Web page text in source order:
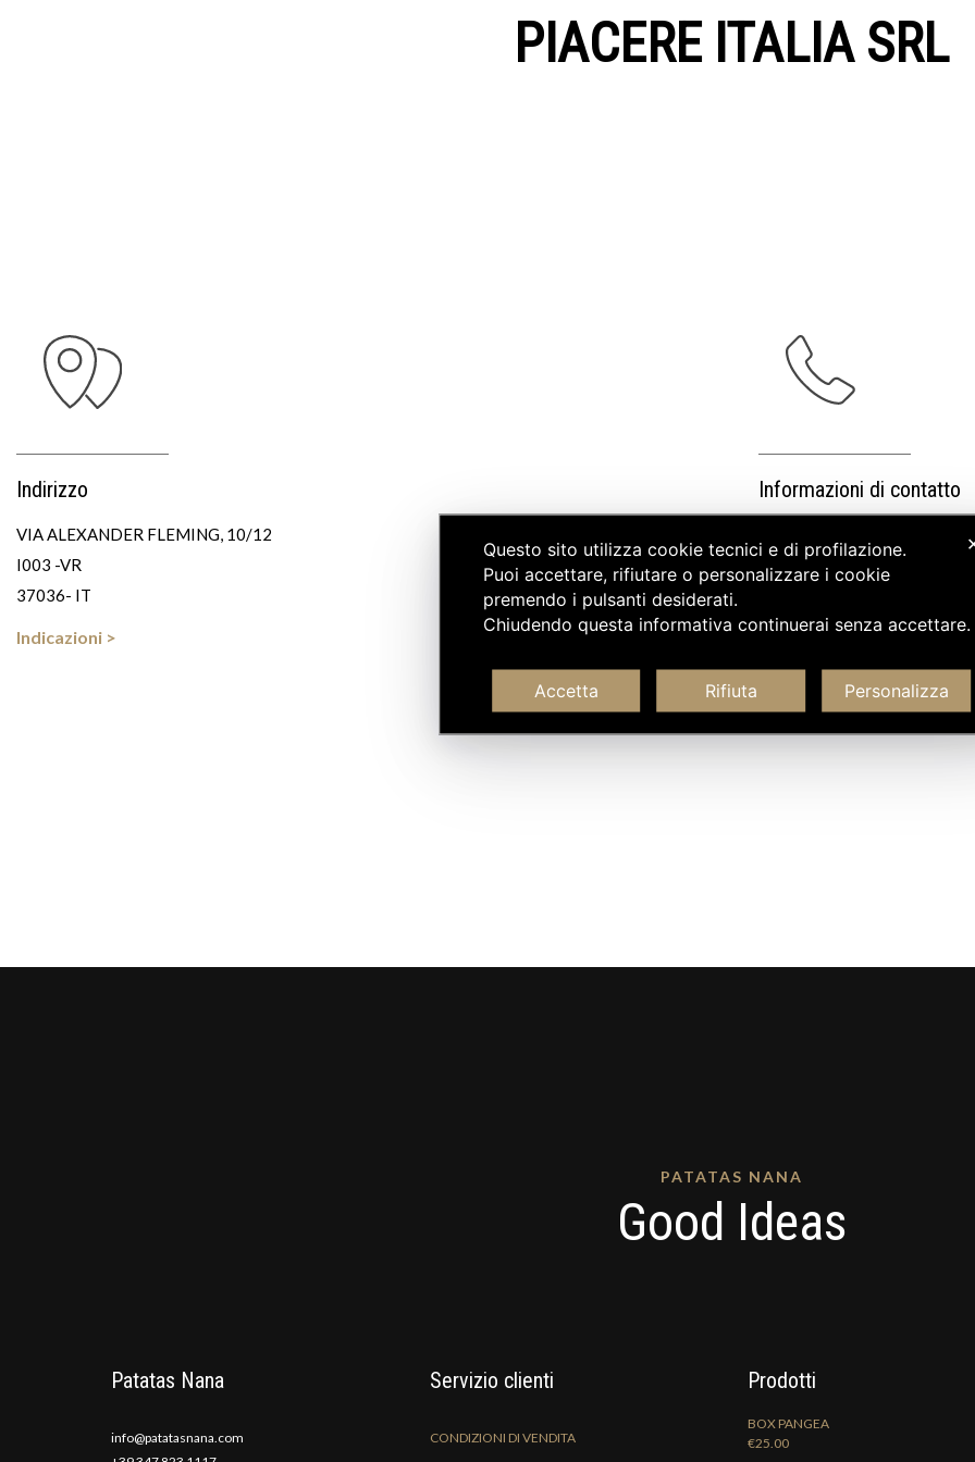
PIACERE ITALIA SRL
Indirizzo
VIA ALEXANDER FLEMING, 10/12
I003 -VR
37036- IT
Indicazioni >
Informazioni di contatto
Questo sito utilizza cookie tecnici e di profilazione.
Puoi accettare, rifiutare o personalizzare i cookie
premendo i pulsanti desiderati.
Chiudendo questa informativa continuerai senza
Accetta Rifiuta Personalizza
PATATAS NANA
Good Ideas
Patatas Nana
info@patatasnana.com
Servizio clienti
CONDIZIONI DI VENDITA
Prodotti
BOX PANGEA
€25.00